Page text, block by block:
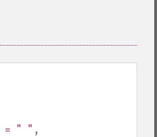
= " " ,